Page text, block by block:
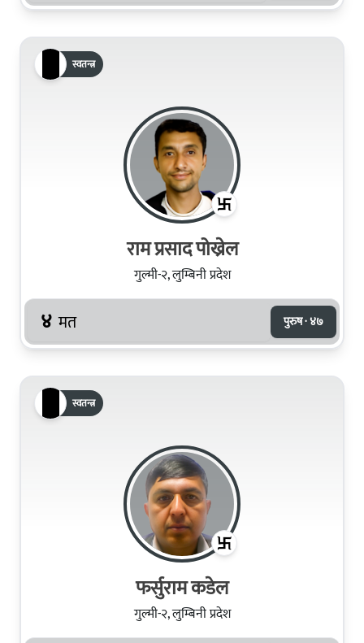
स्वतन्त्र
राम प्रसाद पोख्रेल
गुल्मी-२, लुम्बिनी प्रदेश
४ मत पुरुष · ४७
स्वतन्त्र
फर्सुराम कडेल
गुल्मी-२, लुम्बिनी प्रदेश